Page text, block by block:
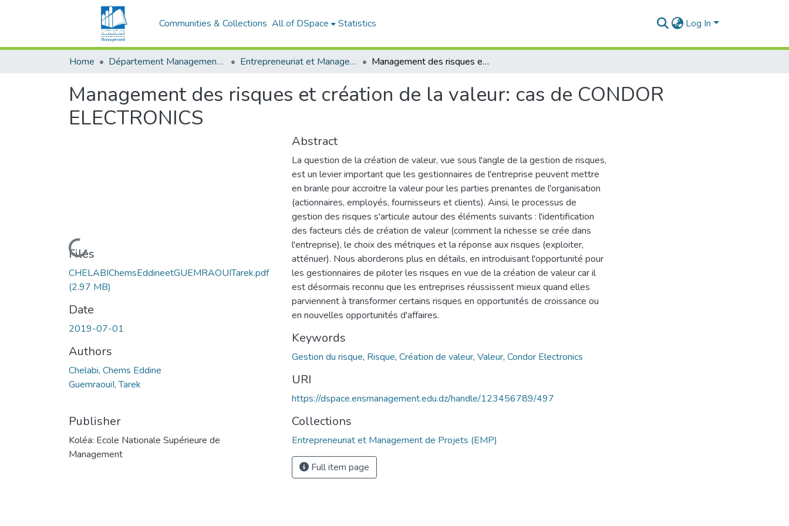
Communities & Collections All of DSpace Statistics Log In
Home Département Management et Entrepreneuriat Entrepreneuriat et Management de Projets (EMP) Management des risques et création de la valeur: cas de CONDOR ELECTRONICS
Management des risques et création de la valeur: cas de CONDOR
ELECTRONICS
Loading...
Files
CHELABIChemsEddineetGUEMRAOUITarek.pdf
(2.97 MB)
Date
2019-07-01
Authors
Chelabi, Chems Eddine
GuemraouiI, Tarek
Publisher
Koléa: Ecole Nationale Supérieure de
Management
Abstract
La question de la création de valeur, vue sous l'angle de la gestion de risques,
est un levier important que les gestionnaires de l'entreprise peuvent mettre
en branle pour accroitre la valeur pour les parties prenantes de l'organisation
(actionnaires, employés, fournisseurs et clients). Ainsi, le processus de
gestion des risques s'articule autour des éléments suivants : l'identification
des facteurs clés de création de valeur (comment la richesse se crée dans
l'entreprise), le choix des métriques et la réponse aux risques (exploiter,
atténuer). Nous aborderons plus en détails, en introduisant l'opportunité pour
les gestionnaires de piloter les risques en vue de la création de valeur car il
est désormais reconnu que les entreprises réussissent mieux quand elles
parviennent à transformer certains risques en opportunités de croissance ou
en nouvelles opportunités d'affaires.
Keywords
Gestion du risque, Risque, Création de valeur, Valeur, Condor Electronics
URI
https://dspace.ensmanagement.edu.dz/handle/123456789/497
Collections
Entrepreneuriat et Management de Projets (EMP)
Full item page